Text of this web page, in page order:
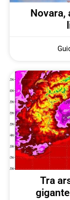
Novara,
Tra